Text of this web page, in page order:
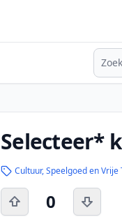
Selecteer*
Cultuur, Speelgoed en Vrije
0